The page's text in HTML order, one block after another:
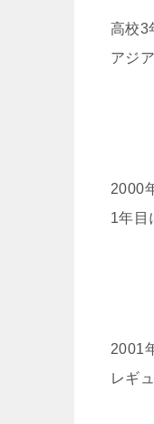
高校3
アジ
2000
1年目
2001
レギ